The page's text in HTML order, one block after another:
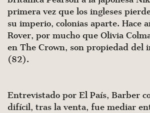
primera vez que los ingleses
su imperio, colonias aparte. Hace
Rover, por mucho que Olivia
en The Crown, son propiedad del
(82).
Entrevistado por El País, Barber
difícil, tras la venta, fue mediar